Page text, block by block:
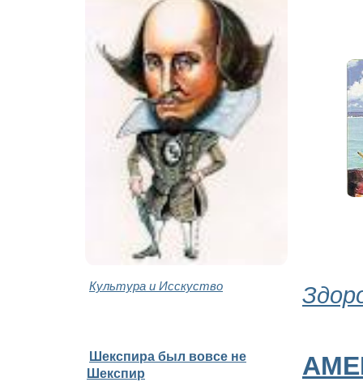
Культура и Исскуство
Шекспира был вовсе не
Шекспир